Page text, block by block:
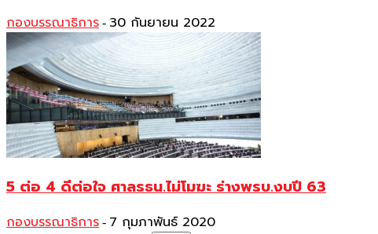
กองบรรณาธิการ - 30 กันยายน 2022
5 ต่อ 4 ดีต่อใจ ศาลรธน.ไม่โมฆะ ร่างพรบ.งบปี 63
กองบรรณาธิการ - 7 กุมภาพันธ์ 2020